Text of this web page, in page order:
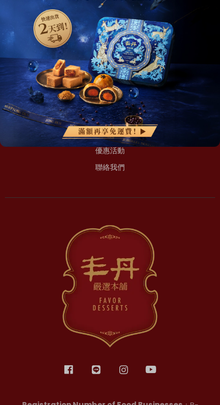
免運優惠 超取滿 $1500 免運、宅配滿 $2500 免運🚚
點我加入會員 加入丰丹LINE會員✨
伴手禮推薦
小盒嚐鮮組
精緻鐵盒首選
牛軋糖/糖菓禮盒
顧客服務
會員註冊
會員中心
訂單查詢
優惠活動
聯絡我們